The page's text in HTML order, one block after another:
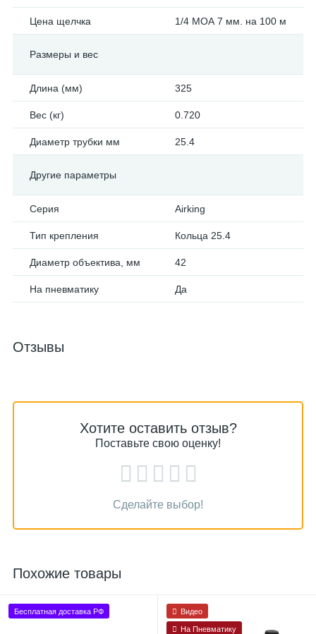
Цена щелчка 1/4 МОА 7 мм. на 100 м
Размеры и вес
Длина (мм) 325
Вес (кг) 0.720
Диаметр трубки мм 25.4
Другие параметры
Серия Airking
Тип крепления Кольца 25.4
Диаметр объектива, мм 42
На пневматику Да
Отзывы
Хотите оставить отзыв?
Поставьте свою оценку!
Сделайте выбор!
Похожие товары
Бесплатная доставка РФ Видео
На Пневматику